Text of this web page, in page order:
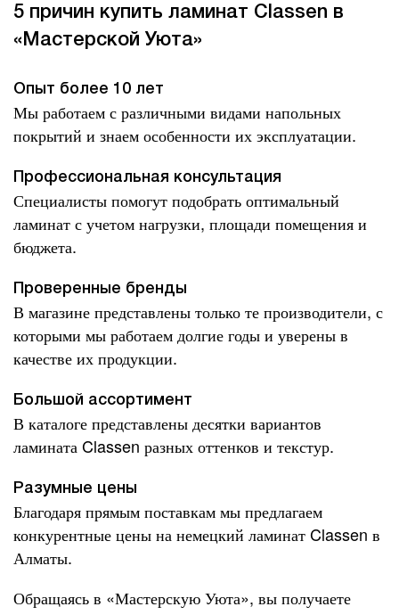
5 причин купить ламинат Classen в
«Мастерской Уюта»
Опыт более 10 лет
Мы работаем с различными видами напольных
покрытий и знаем особенности их эксплуатации.
Профессиональная консультация
Специалисты помогут подобрать оптимальный
ламинат с учетом нагрузки, площади помещения и
бюджета.
Проверенные бренды
В магазине представлены только те производители, с
которыми мы работаем долгие годы и уверены в
качестве их продукции.
Большой ассортимент
В каталоге представлены десятки вариантов
ламината Classen разных оттенков и текстур.
Разумные цены
Благодаря прямым поставкам мы предлагаем
конкурентные цены на немецкий ламинат Classen в
Алматы.
Обращаясь в «Мастерскую Уюта», вы получаете